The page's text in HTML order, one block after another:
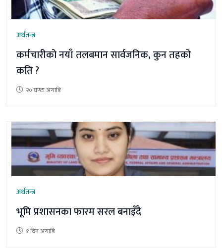
अर्थतन्त्र
कर्मचारीको नयाँ तलबमान सार्वजनिक, कुन तहको
कति ?
२० घण्टा अगाडि
अर्थतन्त्र
भूमि प्रशासनका फारम सरल बनाइँदै
१ दिन अगाडि